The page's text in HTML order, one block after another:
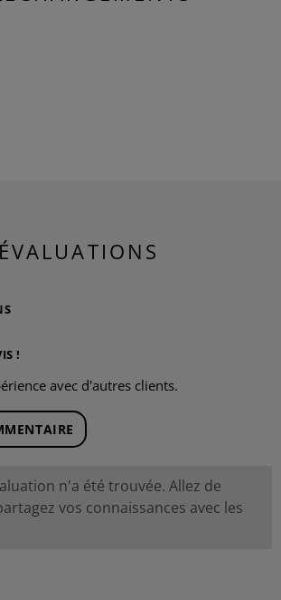
ÉVALUATIONS
!
avec d'autres clients.
n'a été trouvée. Allez de
vos connaissances avec les